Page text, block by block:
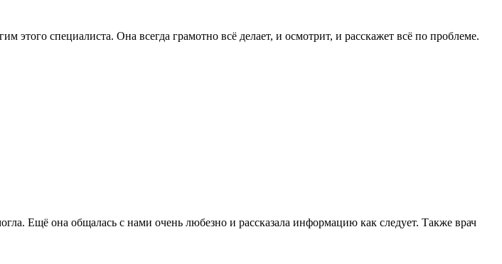
специалиста. Она всегда грамотно всё делает, и осмотрит, и расскажет всё по проблеме.
Ещё она общалась с нами очень любезно и рассказала информацию как следует. Также врач